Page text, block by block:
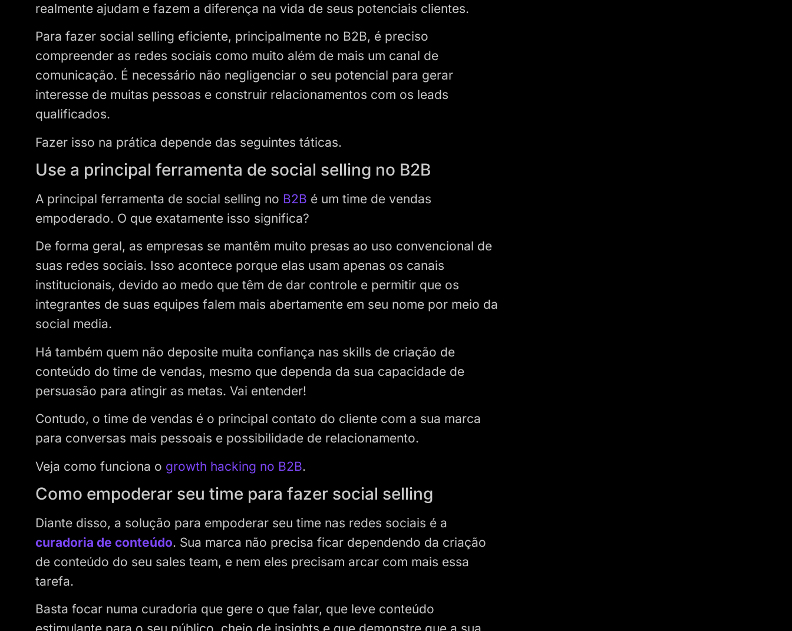
realmente ajudam e fazem a diferença na vida de seus potenciais clientes.
Para fazer social selling eficiente, principalmente no B2B, é preciso
compreender as redes sociais como muito além de mais um canal de
comunicação. É necessário não negligenciar o seu potencial para gerar
interesse de muitas pessoas e construir relacionamentos com os leads
qualificados.
Fazer isso na prática depende das seguintes táticas.
Use a principal ferramenta de social selling no B2B
A principal ferramenta de social selling no B2B é um time de vendas
empoderado. O que exatamente isso significa?
De forma geral, as empresas se mantêm muito presas ao uso convencional de
suas redes sociais. Isso acontece porque elas usam apenas os canais
institucionais, devido ao medo que têm de dar controle e permitir que os
integrantes de suas equipes falem mais abertamente em seu nome por meio da
social media.
Há também quem não deposite muita confiança nas skills de criação de
conteúdo do time de vendas, mesmo que dependa da sua capacidade de
persuasão para atingir as metas. Vai entender!
Contudo, o time de vendas é o principal contato do cliente com a sua marca
para conversas mais pessoais e possibilidade de relacionamento.
Veja como funciona o growth hacking no B2B.
Como empoderar seu time para fazer social selling
Diante disso, a solução para empoderar seu time nas redes sociais é a
curadoria de conteúdo. Sua marca não precisa ficar dependendo da criação
de conteúdo do seu sales team, e nem eles precisam arcar com mais essa
tarefa.
Basta focar numa curadoria que gere o que falar, que leve conteúdo